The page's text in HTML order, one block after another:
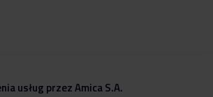
usług przez Amica S.A.